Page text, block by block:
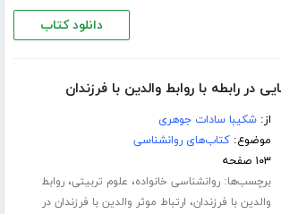
دانلود کتاب
در رابطه با روابط والدین با فرزندان
از:شکیبا سادات جوهری
موضوع:کتاب‌های روانشناسی
۱۰۳ صفحه
برچسب‌ها:روانشناسی خانواده، علوم تربیتی،روابط
والدین با فرزندان، ارتباط موثر والدین با فرزندان در